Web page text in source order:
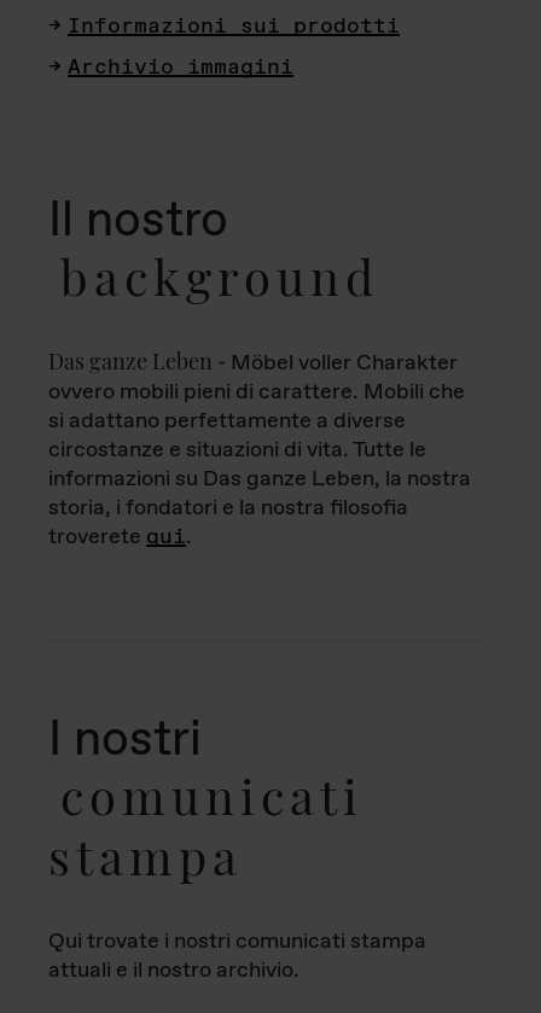
Informazioni sui prodotti
Archivio immagini
Il nostro
background
Das ganze Leben - Möbel voller Charakter
ovvero mobili pieni di carattere. Mobili che
si adattano perfettamente a diverse
circostanze e situazioni di vita. Tutte le
informazioni su Das ganze Leben, la nostra
storia, i fondatori e la nostra filosofia
troverete qui.
I nostri
comunicati
stampa
Qui trovate i nostri comunicati stampa
attuali e il nostro archivio.